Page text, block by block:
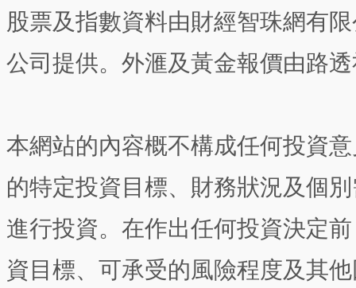
股票及指數資料由財經智珠網有
公司提供。外滙及黃金報價由路
本網站的內容概不構成任何投資
的特定投資目標、財務狀況及個
進行投資。在作出任何投資決定
資目標、可承受的風險程度及其